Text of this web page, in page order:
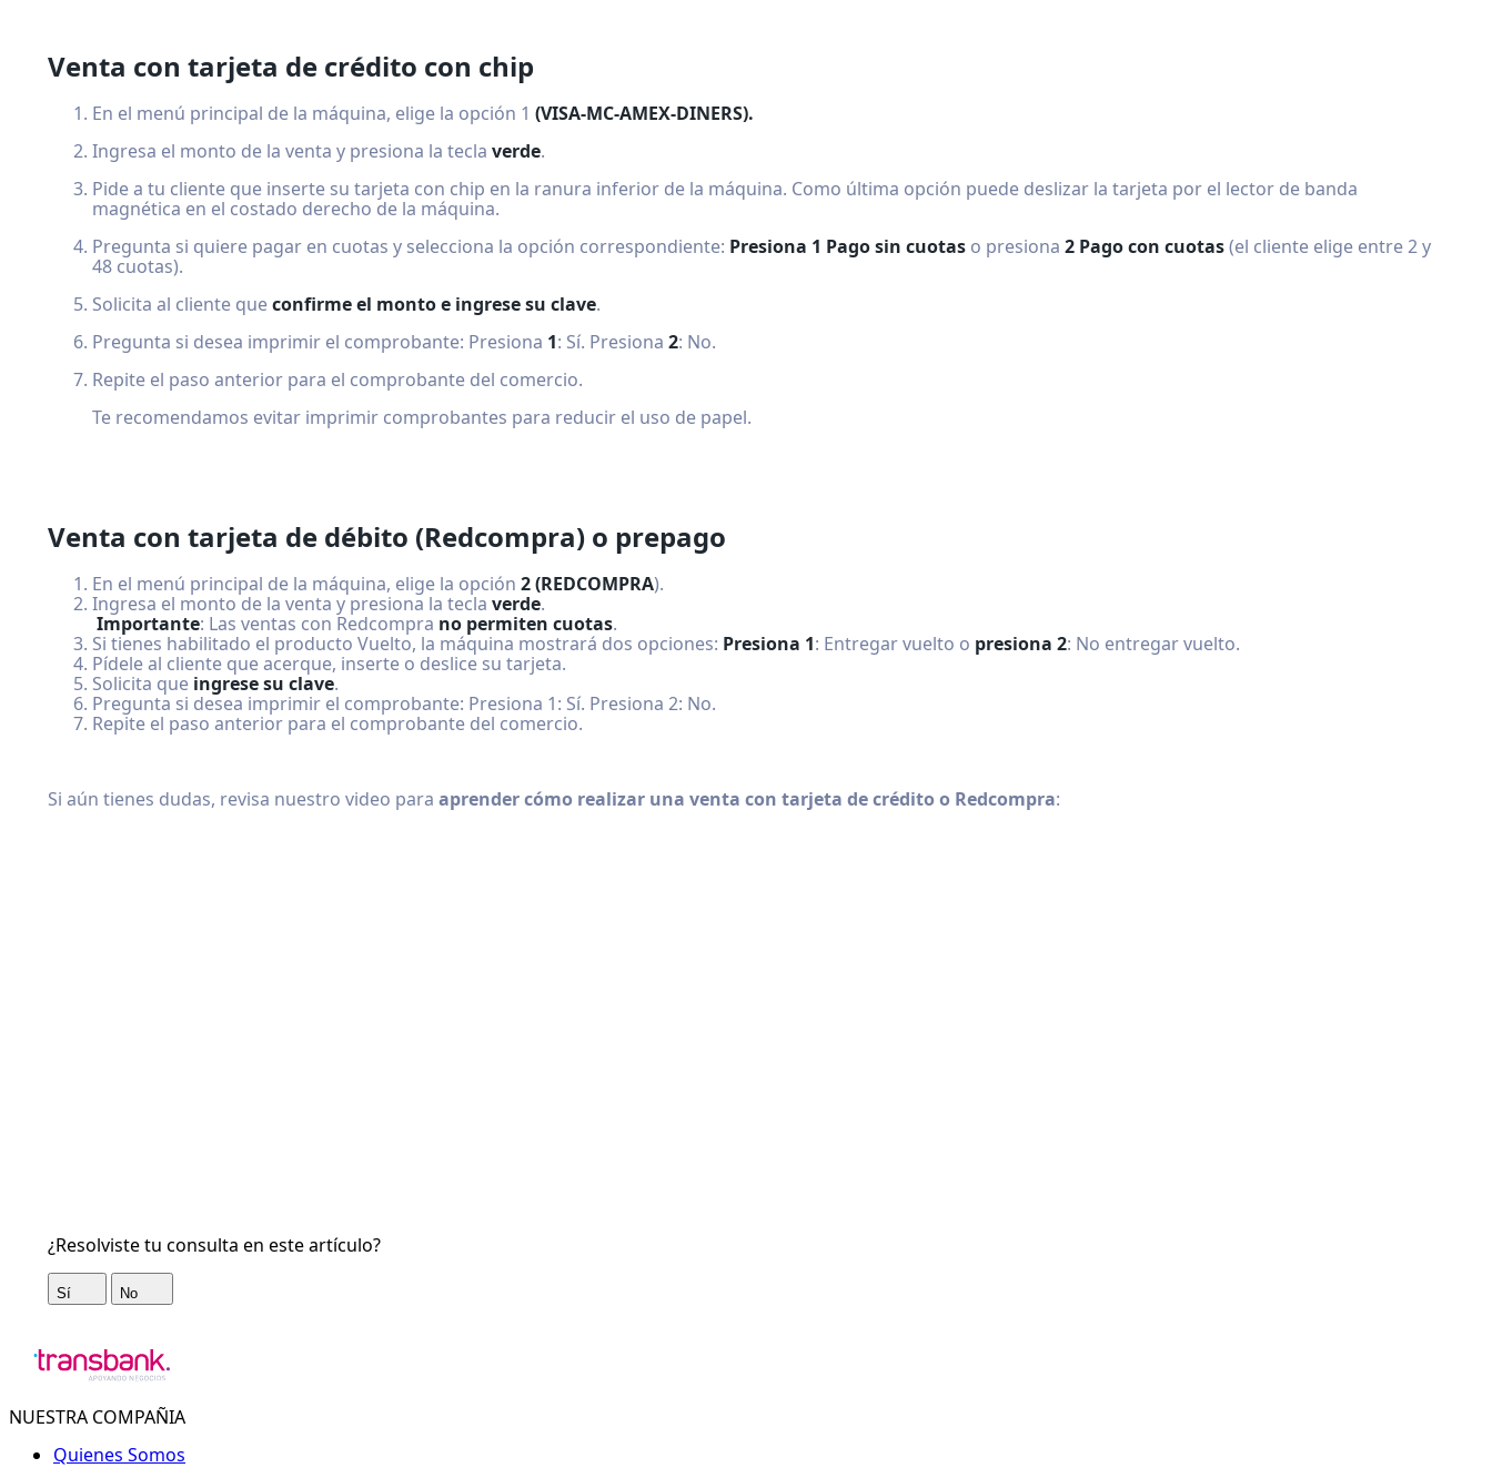
Venta con tarjeta de crédito con chip
En el menú principal de la máquina, elige la opción 1 (VISA-MC-AMEX-DINERS).
Ingresa el monto de la venta y presiona la tecla verde.
Pide a tu cliente que inserte su tarjeta con chip en la ranura inferior de la máquina. Como última opción puede deslizar la tarjeta por el lector de banda
magnética en el costado derecho de la máquina.
Pregunta si quiere pagar en cuotas y selecciona la opción correspondiente: Presiona 1 Pago sin cuotas o presiona 2 Pago con cuotas(el cliente elige entre 2 y
48 cuotas).
Solicita al cliente queconfirme el monto e ingrese su clave.
Pregunta si desea imprimir el comprobante: Presiona 1: Sí. Presiona 2: No.
Repite el paso anterior para el comprobante del comercio.
Te recomendamos evitar imprimir comprobantes para reducir el uso de papel.
Venta con tarjeta de débito (Redcompra) o prepago
En el menú principal de la máquina, elige la opción 2 (REDCOMPRA).
Ingresa el monto de la venta y presiona la tecla verde.
Importante: Las ventas con Redcompra no permiten cuotas.
Si tienes habilitado el producto Vuelto, la máquina mostrará dos opciones: Presiona 1: Entregar vuelto o presiona 2: No entregar vuelto.
Pídele al cliente que acerque, inserte o deslice su tarjeta.
Solicita que ingrese su clave.
Pregunta si desea imprimir el comprobante: Presiona 1: Sí. Presiona 2: No.
Repite el paso anterior para el comprobante del comercio.
Si aún tienes dudas, revisa nuestro video para aprender cómo realizar una venta con tarjeta de crédito o Redcompra:
¿Resolviste tu consulta en este artículo?
Sí No
NUESTRA COMPAÑIA
Quienes Somos